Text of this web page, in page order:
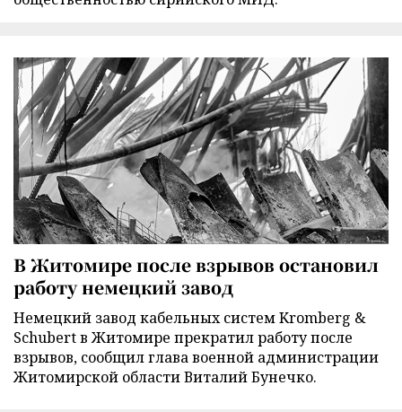
В Житомире после взрывов остановил
работу немецкий завод
Немецкий завод кабельных систем Kromberg &
Schubert в Житомире прекратил работу после
взрывов, сообщил глава военной администрации
Житомирской области Виталий Бунечко.